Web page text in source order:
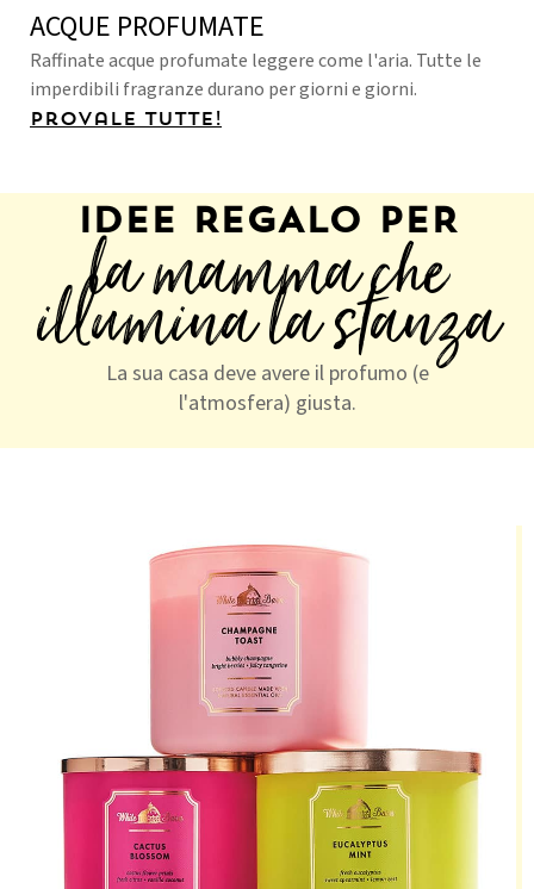
ACQUE PROFUMATE
Raffinate acque profumate leggere come l'aria. Tutte le
imperdibili fragranze durano per giorni e giorni.
Provale tutte!
IDEE REGALO PER
la mamma che
illumina la stanza
La sua casa deve avere il profumo (e
l'atmosfera) giusta.